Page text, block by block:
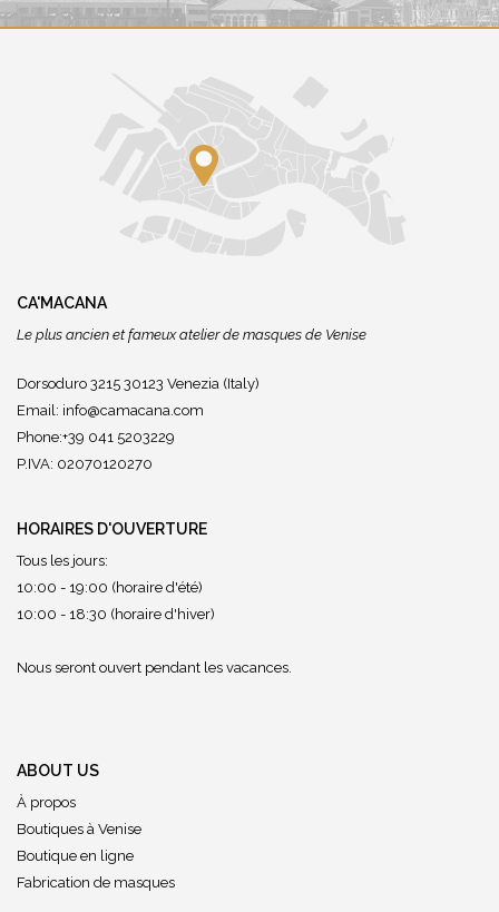
CA'MACANA
Le plus ancien et fameux atelier de masques de Venise
Dorsoduro 3215 30123 Venezia (Italy)
Email: info@camacana.com
Phone:+39 041 5203229
P.IVA: 02070120270
HORAIRES D'OUVERTURE
Tous les jours:
10:00 - 19:00 (horaire d'été)
10:00 - 18:30 (horaire d'hiver)
Nous seront ouvert pendant les vacances.
ABOUT US
À propos
Boutiques à Venise
Boutique en ligne
Fabrication de masques